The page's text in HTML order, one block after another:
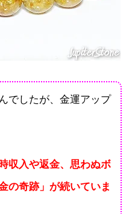
でしたが、金運アップ
収入や返金、思わぬボ
の奇跡」が続いていま